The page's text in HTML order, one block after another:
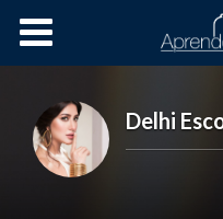
Cursos OnLine
Delhi